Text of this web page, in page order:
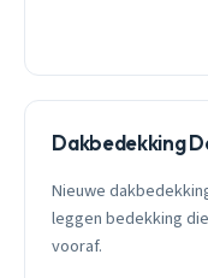
Dakbedekking
Nieuwe
leggen bedekking
vooraf.